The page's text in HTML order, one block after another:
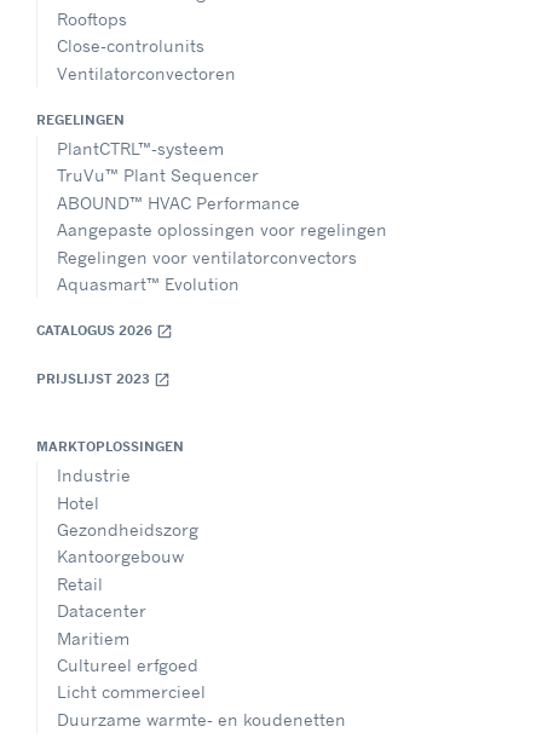
Rooftops
Close-controlunits
Ventilatorconvectoren
REGELINGEN
PlantCTRL™-systeem
TruVu™ Plant Sequencer
ABOUND™ HVAC Performance
Aangepaste oplossingen voor regelingen
Regelingen voor ventilatorconvectors
Aquasmart™ Evolution
CATALOGUS 2026 open_in_new
PRIJSLIJST 2023 open_in_new
MARKTOPLOSSINGEN
Industrie
Hotel
Gezondheidszorg
Kantoorgebouw
Retail
Datacenter
Maritiem
Cultureel erfgoed
Licht commercieel
Duurzame warmte- en koudenetten